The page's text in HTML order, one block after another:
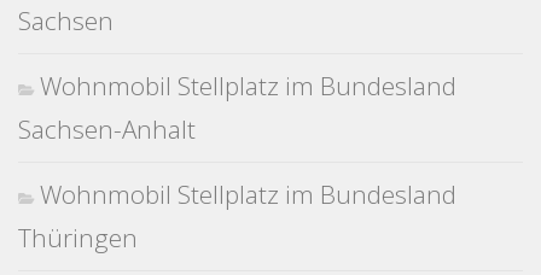
Sachsen
Wohnmobil Stellplatz im Bundesland
Sachsen-Anhalt
Wohnmobil Stellplatz im Bundesland
Thüringen